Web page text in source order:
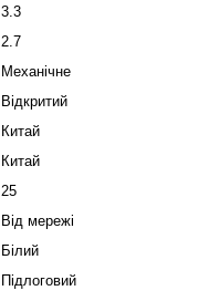
3.3
2.7
Механічне
Відкритий
Китай
Китай
25
Від мережі
Білий
Підлоговий